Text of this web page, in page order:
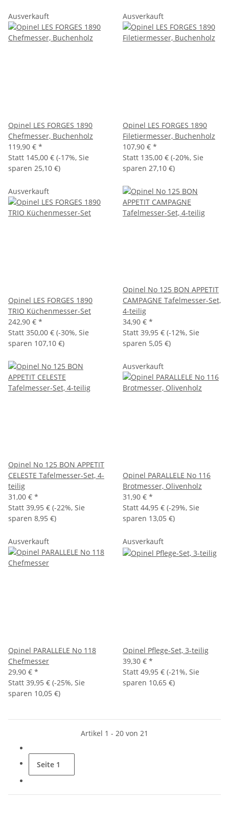
Ausverkauft
Opinel LES FORGES 1890
Chefmesser, Buchenholz
119,90 € *
Statt 145,00 € (-17%, Sie
sparen 25,10 €)
Ausverkauft
Opinel LES FORGES 1890
Filetiermesser, Buchenholz
107,90 € *
Statt 135,00 € (-20%, Sie
sparen 27,10 €)
Ausverkauft
Opinel LES FORGES 1890
TRIO Küchenmesser-Set
242,90 € *
Statt 350,00 € (-30%, Sie
sparen 107,10 €)
Opinel No 125 BON APPETIT
CAMPAGNE Tafelmesser-Set,
4-teilig
34,90 € *
Statt 39,95 € (-12%, Sie
sparen 5,05 €)
Opinel No 125 BON APPETIT
CELESTE Tafelmesser-Set, 4-
teilig
31,00 € *
Statt 39,95 € (-22%, Sie
sparen 8,95 €)
Ausverkauft
Opinel PARALLELE No 116
Brotmesser, Olivenholz
31,90 € *
Statt 44,95 € (-29%, Sie
sparen 13,05 €)
Ausverkauft
Opinel PARALLELE No 118
Chefmesser
29,90 € *
Statt 39,95 € (-25%, Sie
sparen 10,05 €)
Ausverkauft
Opinel Pflege-Set, 3-teilig
39,30 € *
Statt 49,95 € (-21%, Sie
sparen 10,65 €)
Artikel 1 - 20 von 21
Seite 1